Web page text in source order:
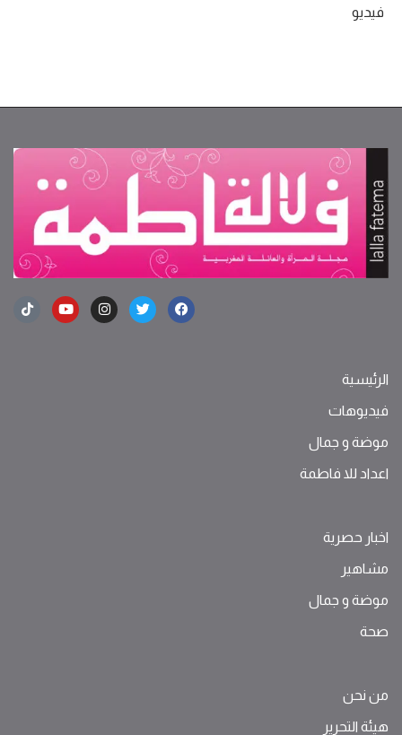
فيديو
الرئيسية
فيديوهات
موضة ‫و‬ ‫‬‫جمال‬
اعداد للا فاطمة
اخبار حصرية
مشاهير
موضة ‫و‬ ‫‬‫جمال‬
صحة
من نحن
هيئة التحرير